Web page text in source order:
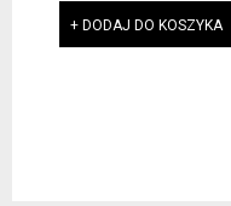
+ DODAJ DO KOSZYKA